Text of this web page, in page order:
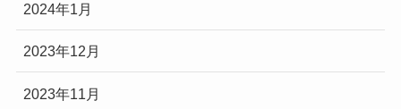
2024年1月
2023年12月
2023年11月